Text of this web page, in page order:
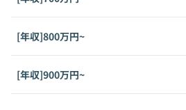
[年収]800万円~
[年収]900万円~